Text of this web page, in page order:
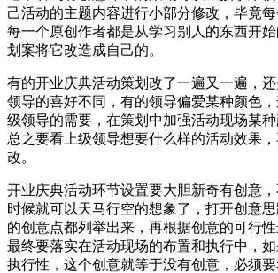
己活动的主题内容进行小部分修改，毕竟每
每一个原创作者都是从学习别人的东西开
划案将它改造成自己的。
有的开业庆典活动策划改了一遍又一遍，还
领导的喜好不同，有的领导偏爱某种颜色
级领导的需要，在策划中加强活动现场某种
总之要看上级领导想要什么样的活动效果
改。
开业庆典活动环节设置要大胆新奇有创意
时候就可以天马行空的想象了，打开创意
的创意点都列举出来，再根据创意的可行
最终要落实在活动现场的布置和执行中，
执行性，这个创意就等于没有创意，必须要